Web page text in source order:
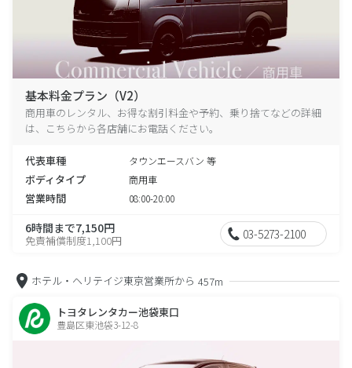
基本料金プラン（V2）
商用車のレンタル、お得な割引料金や予約、乗り捨てなどの詳細
は、こちらから各店舗にお電話ください。
代表車種 タウンエースバン 等
ボディタイプ 商用車
営業時間 08:00-20:00
6時間まで7,150円
免責補償制度1,100円 03-5273-2100
ホテル・ヘリテイジ東京営業所から 457m
トヨタレンタカー池袋東口
豊島区東池袋3-12-8